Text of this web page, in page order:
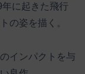
に起きた飛行
の姿を描く。
インパクトを与